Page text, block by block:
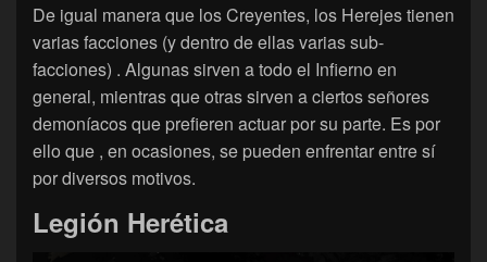
De igual manera que los Creyentes, los Herejes tienen
varias facciones (y dentro de ellas varias sub-
facciones) . Algunas sirven a todo el Infierno en
general, mientras que otras sirven a ciertos señores
demoníacos que prefieren actuar por su parte. Es por
ello que , en ocasiones, se pueden enfrentar entre sí
por diversos motivos.
Legión Herética